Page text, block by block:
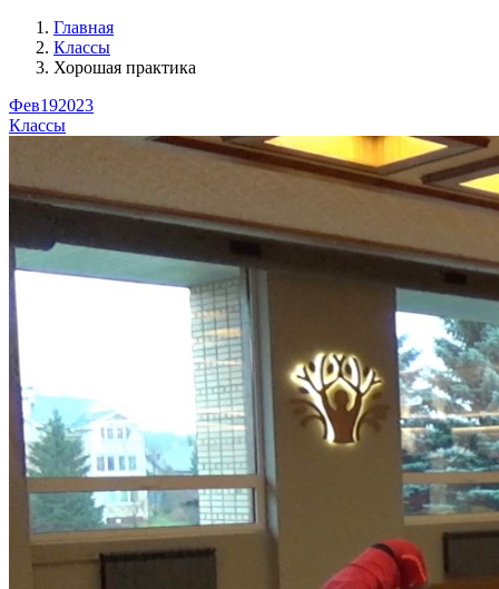
Главная
Классы
Хорошая практика
Фев192023
Классы